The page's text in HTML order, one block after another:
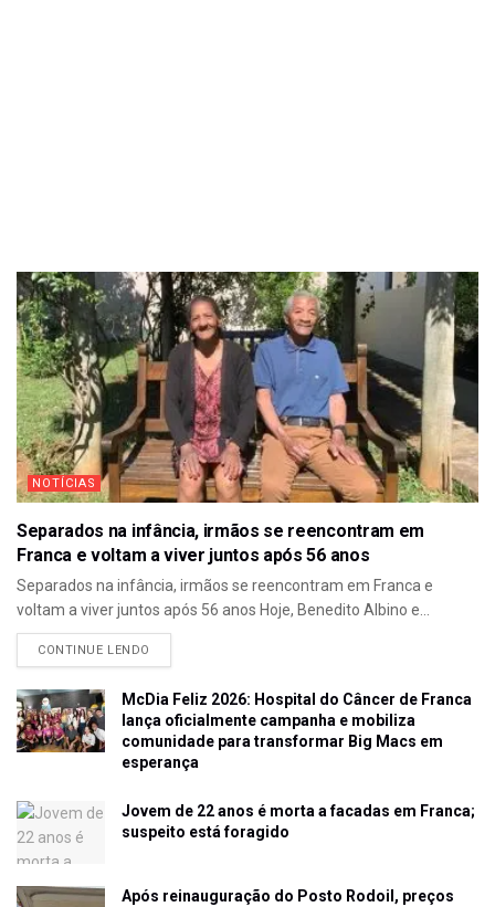
NOTÍCIAS
Separados na infância, irmãos se reencontram em
Franca e voltam a viver juntos após 56 anos
Separados na infância, irmãos se reencontram em Franca e
voltam a viver juntos após 56 anos Hoje, Benedito Albino e...
CONTINUE LENDO
McDia Feliz 2026: Hospital do Câncer de Franca
lança oficialmente campanha e mobiliza
comunidade para transformar Big Macs em
esperança
Jovem de 22 anos é morta a facadas em Franca;
suspeito está foragido
Após reinauguração do Posto Rodoil, preços